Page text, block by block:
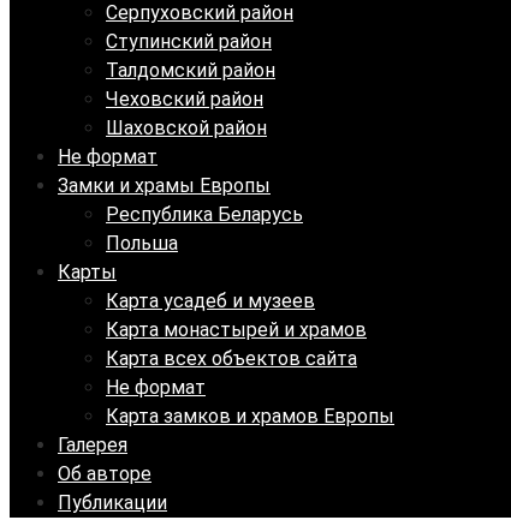
Серпуховский район
Ступинский район
Талдомский район
Чеховский район
Шаховской район
Не формат
Замки и храмы Европы
Республика Беларусь
Польша
Карты
Карта усадеб и музеев
Карта монастырей и храмов
Карта всех объектов сайта
Не формат
Карта замков и храмов Европы
Галерея
Об авторе
Публикации